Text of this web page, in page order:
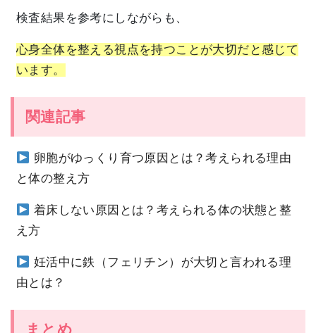
検査結果を参考にしながらも、
心身全体を整える視点を持つことが大切だと感じて
います。
関連記事
卵胞がゆっくり育つ原因とは？考えられる理由
と体の整え方
着床しない原因とは？考えられる体の状態と整
え方
妊活中に鉄（フェリチン）が大切と言われる理
由とは？
まとめ